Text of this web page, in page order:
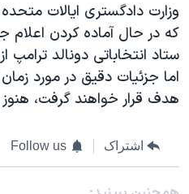
که در حال آماده کردن اعلام
ستاد انتخاباتی دونالد
اما جزئیات دقیق در مورد
هدف قرار خواهند گرفت،
اشتراک Follow us